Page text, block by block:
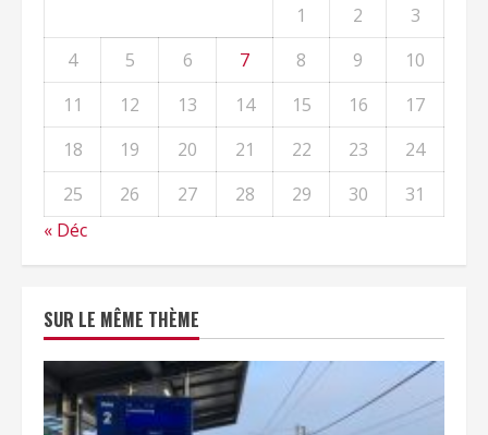
1
2
3
4
5 6 7 8 9
10
11
12 13 14 15 16
17
18
19 20 21 22 23
24
25
26 27 28 29 30
31
« Déc
SUR LE MÊME THÈME